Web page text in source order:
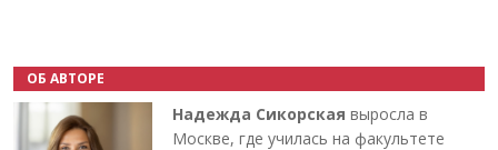
ОБ АВТОРЕ
Надежда Сикорская выросла в
Москве, где училась на факультете